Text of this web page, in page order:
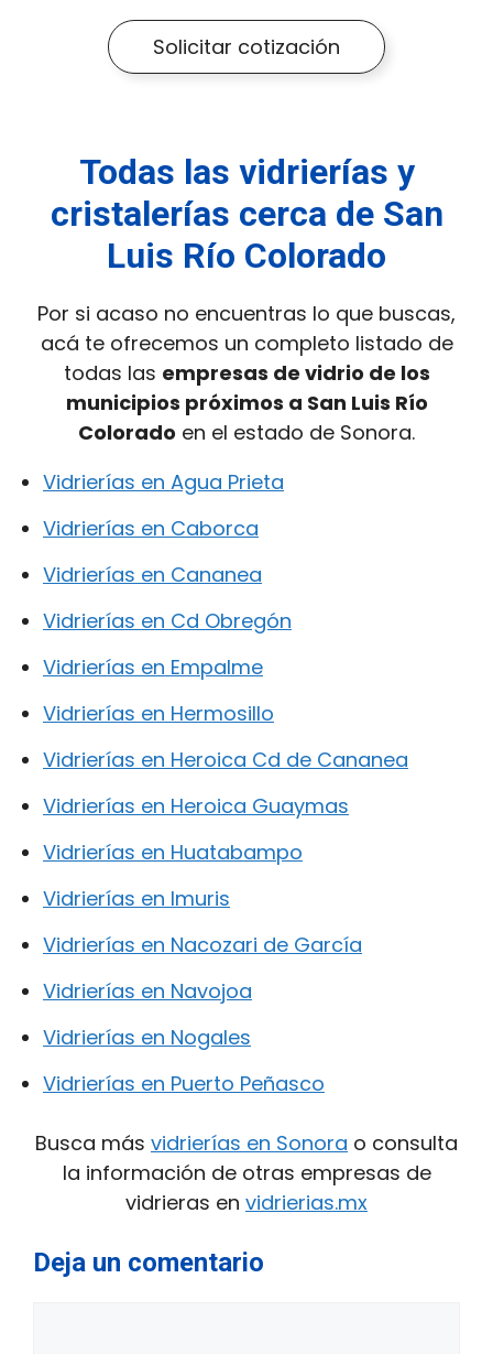
Solicitar cotización
Todas las vidrierías y
cristalerías cerca de San
Luis Río Colorado
Por si acaso no encuentras lo que buscas,
acá te ofrecemos un completo listado de
todas las empresas de vidrio de los
municipios próximos a San Luis Río
Colorado en el estado de Sonora.
Vidrierías en Agua Prieta
Vidrierías en Caborca
Vidrierías en Cananea
Vidrierías en Cd Obregón
Vidrierías en Empalme
Vidrierías en Hermosillo
Vidrierías en Heroica Cd de Cananea
Vidrierías en Heroica Guaymas
Vidrierías en Huatabampo
Vidrierías en Imuris
Vidrierías en Nacozari de García
Vidrierías en Navojoa
Vidrierías en Nogales
Vidrierías en Puerto Peñasco
Busca más vidrierías en Sonora o consulta
la información de otras empresas de
vidrieras en vidrierias.mx
Deja un comentario